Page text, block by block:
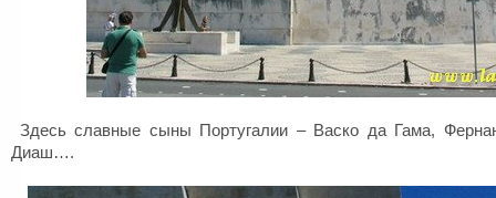
Здесь славные сыны Португалии – Васко да Гама,
Диаш….